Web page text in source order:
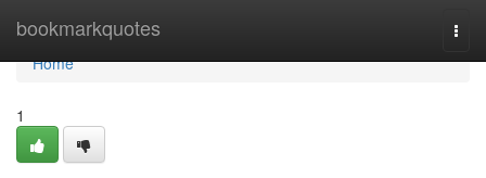
bookmarkquotes
Home
Home
1